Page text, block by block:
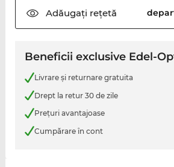
Adăugați rețetă
Beneficii exclusive Edel-
Livrare şi returnare gratuita
Drept la retur 30 de zile
Preţuri avantajoase
Cumpărare în cont